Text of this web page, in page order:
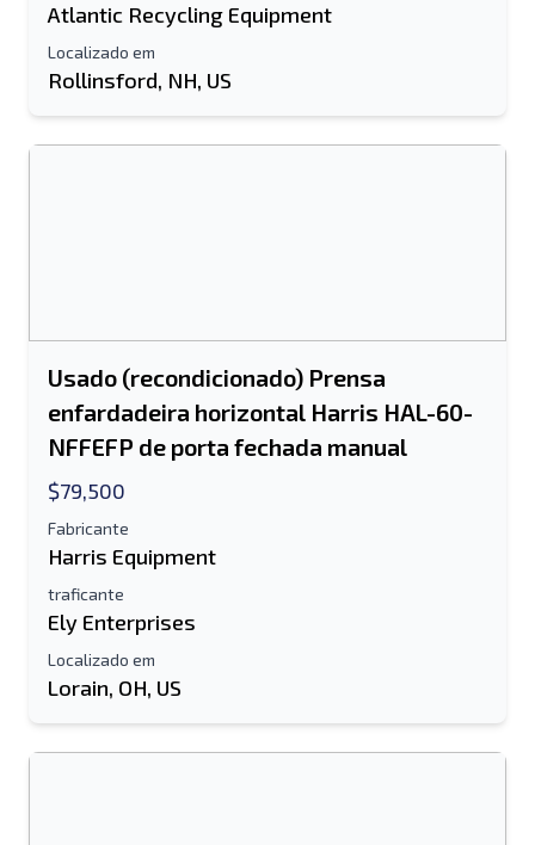
Send a Message
Atlantic Recycling Equipment
Localizado em
Rollinsford, NH, US
Usado (recondicionado) Prensa
enfardadeira horizontal Harris HAL-60-
NFFEFP de porta fechada manual
$79,500
Fabricante
Harris Equipment
traficante
Ely Enterprises
Localizado em
Lorain, OH, US
Enviar para um amigo
O campo de endereço de e-mail ou
número de celular é obrigatório
Enviar lista para e-mail